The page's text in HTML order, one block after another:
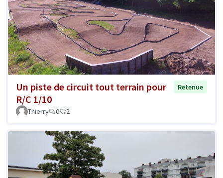
Un piste de circuit tout terrain pour
R/C 1/10
Retenue
Thierry 0 2